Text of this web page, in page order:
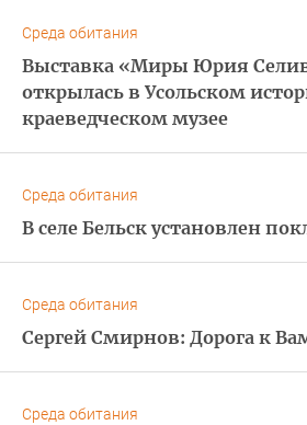
Среда обитания
Выставка «Миры Юрия
открылась в Усольском
краеведческом музее
Среда обитания
В селе Бельск установлен
Среда обитания
Сергей Смирнов: Дорога к
Среда обитания